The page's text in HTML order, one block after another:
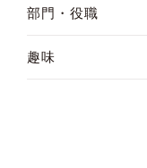
部門・役職
趣味